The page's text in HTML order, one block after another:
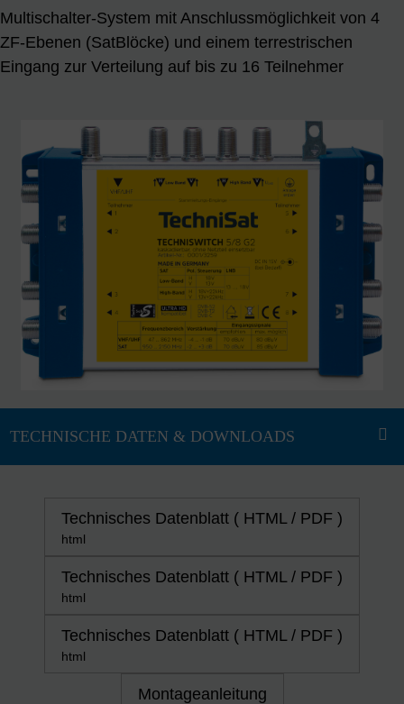
Multischalter-System mit Anschlussmöglichkeit von 4
ZF-Ebenen (SatBlöcke) und einem terrestrischen
Eingang zur Verteilung auf bis zu 16 Teilnehmer
Technisches Datenblatt ( HTML / PDF )
html
Technisches Datenblatt ( HTML / PDF )
html
Technisches Datenblatt ( HTML / PDF )
html
Montageanleitung